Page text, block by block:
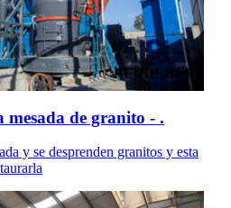
de granito - .
y se desprenden granitos y esta